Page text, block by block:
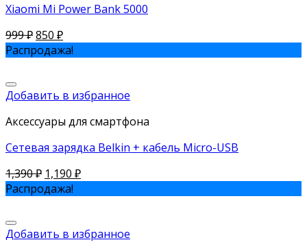
Xiaomi Mi Power Bank 5000
999₽850 ₽
Распродажа!
Добавить в избранное
Аксессуары для смартфона
Cетевая зарядка Belkin + кабель Micro-USB
1,390₽ 1,190 ₽
Распродажа!
Добавить в избранное